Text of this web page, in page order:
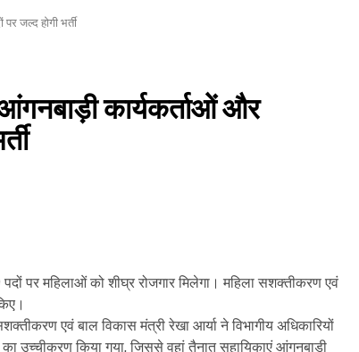
जल्द होगी भर्ती
कार्यकर्ताओं और
पर महिलाओं को शीघ्र रोजगार मिलेगा। महिला सशक्तीकरण एवं
एवं बाल विकास मंत्री रेखा आर्या ने विभागीय अधिकारियों
उच्चीकरण किया गया, जिससे वहां तैनात सहायिकाएं आंगनबाड़ी